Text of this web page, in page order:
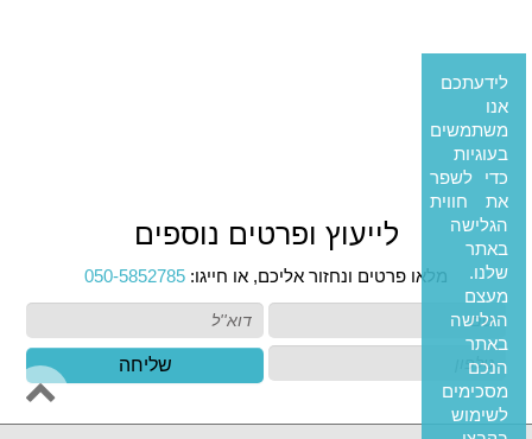
לייעוץ ופרטים נוספים
מלאו פרטים ונחזור אליכם, או חייגו: 050-5852785
שליחה
לידעתכם
אנו
משתמשים
בעוגיות
כדי לשפר
את חווית
הגלישה
באתר
שלנו.
מעצם
הגלישה
באתר
הנכם
מסכימים
לשימוש